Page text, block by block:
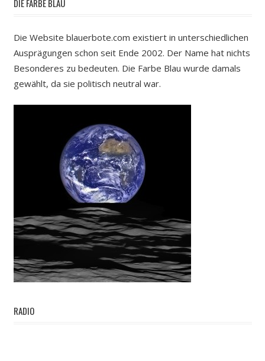
DIE FARBE BLAU
Die Website blauerbote.com existiert in unterschiedlichen
Ausprägungen schon seit Ende 2002. Der Name hat nichts
Besonderes zu bedeuten. Die Farbe Blau wurde damals
gewählt, da sie politisch neutral war.
RADIO